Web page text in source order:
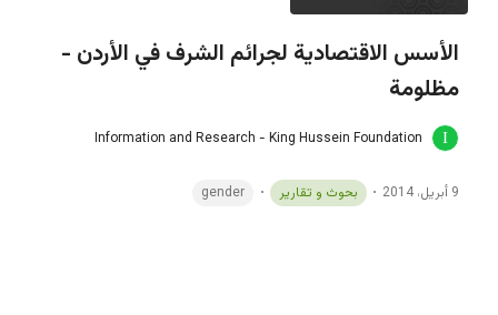
الأسس الاقتصادية لجرائم الشرف في الأردن -
مظلومة
Information and Research - King Hussein Foundation
9 أبريل، 2014 بحوث و تقارير gender